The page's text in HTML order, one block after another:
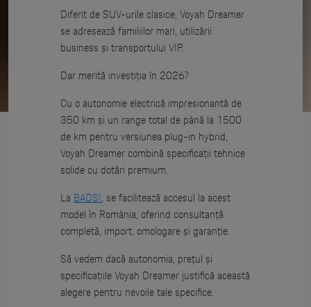
Diferit de SUV-urile clasice, Voyah Dreamer
se adresează familiilor mari, utilizării
business și transportului VIP.
Dar merită investiția în 2026?
Cu o autonomie electrică impresionantă de
350 km și un range total de până la 1500
de km pentru versiunea plug-in hybrid,
Voyah Dreamer combină specificații tehnice
solide cu dotări premium.
La BADSI, se facilitează accesul la acest
model în România, oferind consultanță
completă, import, omologare și garanție.
Să vedem dacă autonomia, prețul și
specificațiile Voyah Dreamer justifică această
alegere pentru nevoile tale specifice.